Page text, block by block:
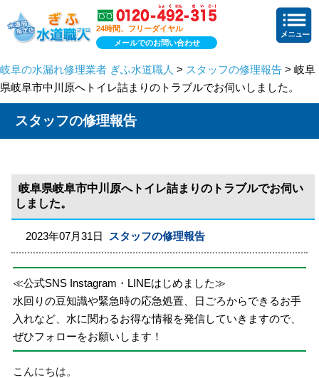
24時間、フリーダイヤル
メールでのお問い合わせ
岐阜の水漏れ修理業者 ぎふ水道職人 > スタッフの修理報告 > 岐阜
県岐阜市中川原へトイレ詰まりのトラブルでお伺いしました。
スタッフの修理報告
岐阜県岐阜市中川原へトイレ詰まりのトラブルでお伺い
しました。
2023年07月31日 スタッフの修理報告
≪公式SNS Instagram・LINEはじめました≫
水回りの豆知識や緊急時の応急処置、日ごろからできるお手
入れなど、水に関わるお得な情報を発信していきますので、
ぜひフォローをお願いします！
こんにちは。